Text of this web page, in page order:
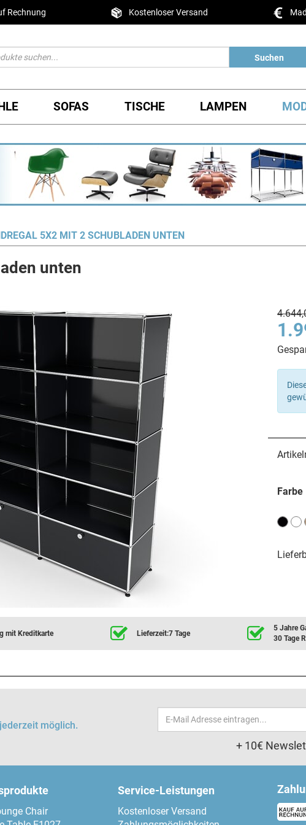
Rechnung Kostenloser Versand
Suchen
SOFAS TISCHE LAMPEN
5X2 MIT 2 SCHUBLADEN UNTEN
unten
Farbe
mit Kreditkarte Lieferzeit:7 Tage
5 Jahre
30 Tage
möglich.
Email-
Adresse
+ 10€
Chair
Service-Leistungen
Kostenloser Versand